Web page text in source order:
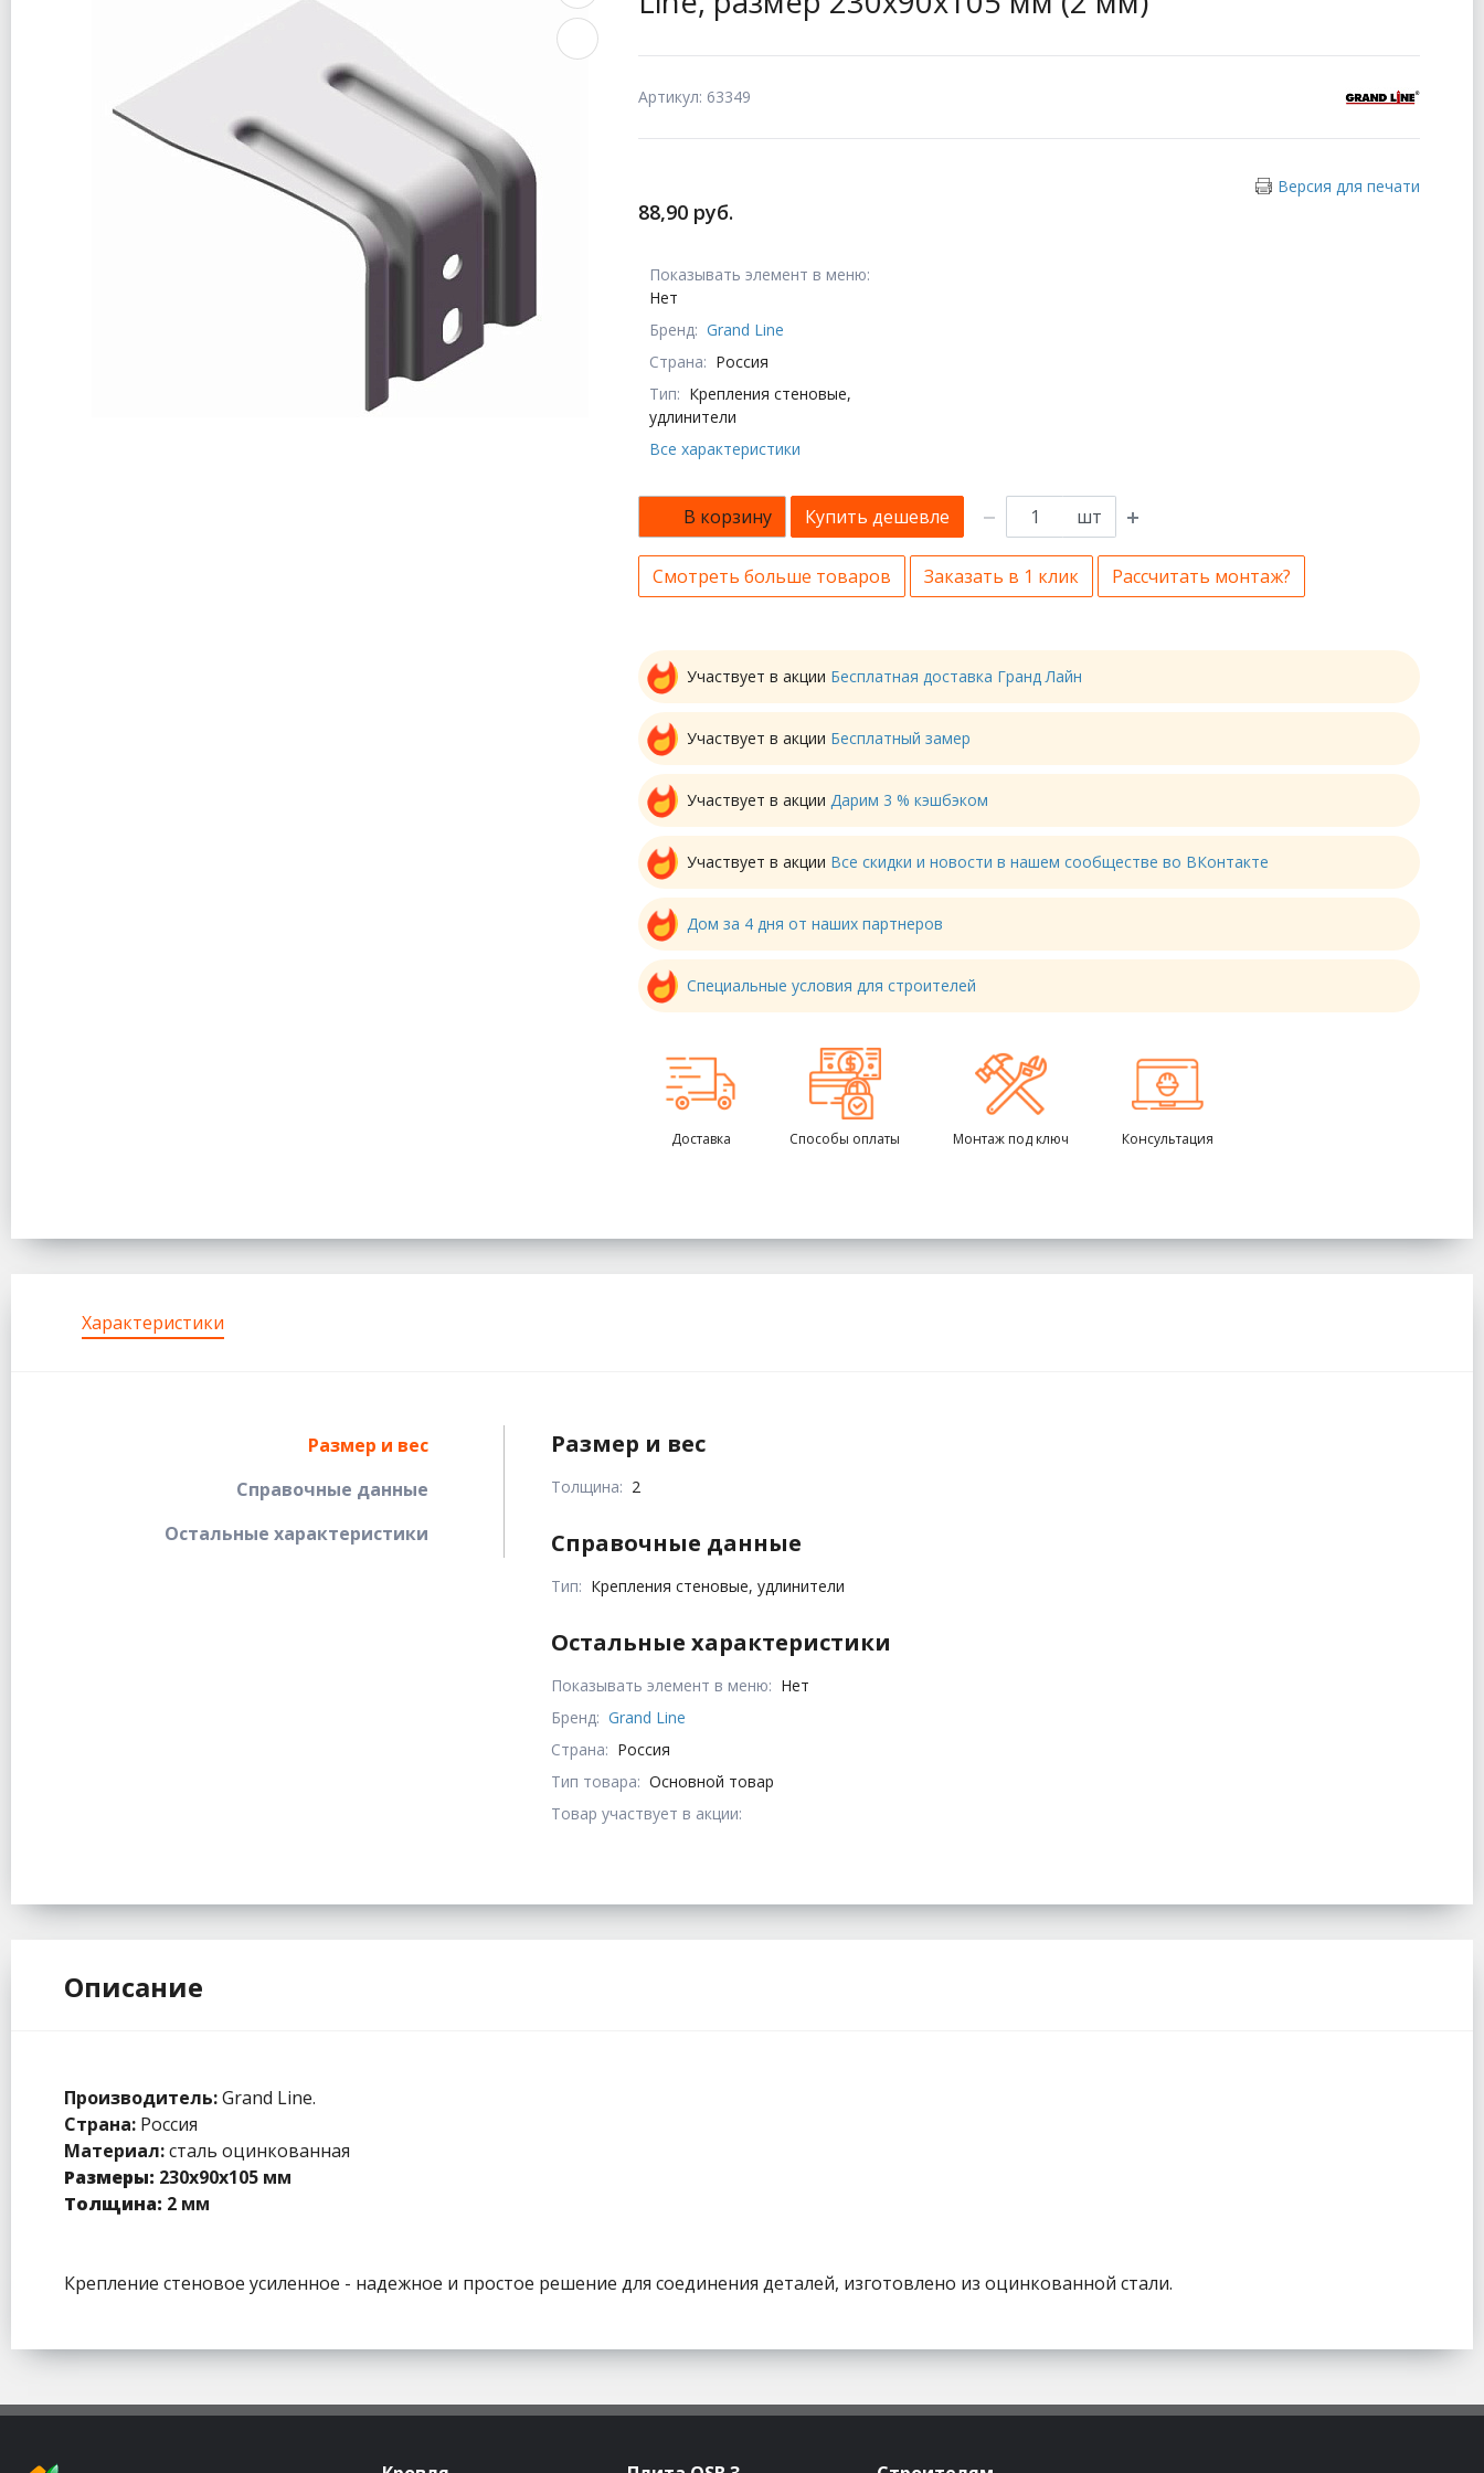
Артикул: 63349
Версия для печати
88,90 руб.
Показывать элемент в меню:
Нет
Бренд: Grand Line
Страна: Россия
Тип: Крепления стеновые,
удлинители
Все характеристики
В корзину Купить дешевле шт
Смотреть больше товаров Заказать в 1 клик Рассчитать монтаж?
Участвует в акции Бесплатная доставка Гранд Лайн
Участвует в акции Бесплатный замер
Участвует в акции Дарим 3 % кэшбэком
Участвует в акции Все скидки и новости в нашем сообществе во ВКонтакте
Дом за 4 дня от наших партнеров
Специальные условия для строителей
Доставка Способы оплаты Монтаж под ключ Консультация
Характеристики
Размер и вес
Справочные данные
Остальные характеристики
Размер и вес
Толщина: 2
Справочные данные
Тип: Крепления стеновые, удлинители
Остальные характеристики
Показывать элемент в меню: Нет
Бренд: Grand Line
Страна: Россия
Тип товара: Основной товар
Товар участвует в акции:
Описание
Производитель:Grand Line.
Страна: Россия
Материал:сталь оцинкованная
Размеры: 230х90х105 мм
Толщина: 2 мм
Крепление стеновое усиленное - надежное и простое решение для соединения деталей, изготовлено из оцинкованной стали.